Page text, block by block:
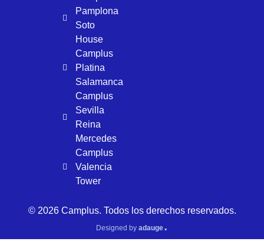
Pamplona
Soto
House
Camplus
Platina
Salamanca
Camplus
Sevilla
Reina
Mercedes
Camplus
Valencia
Tower
© 2026 Camplus. Todos los derechos reservados.
Designed by adauge.